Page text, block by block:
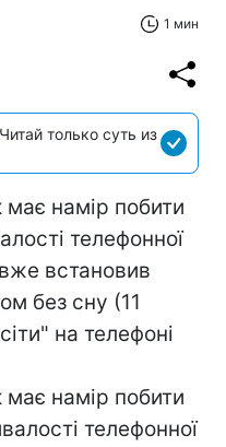
1 мин
только суть из
має намір побити
телефонної
встановив
без сну (11
на телефоні
має намір побити
телефонної